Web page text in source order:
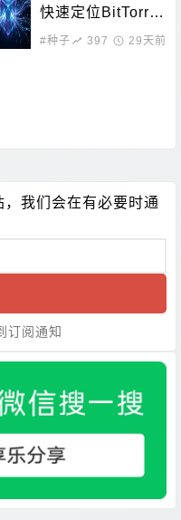
快速定位BitTorre
nt资源
#种子下载 #磁力搜索
397 29天前
我们会在有必要时通
订阅通知